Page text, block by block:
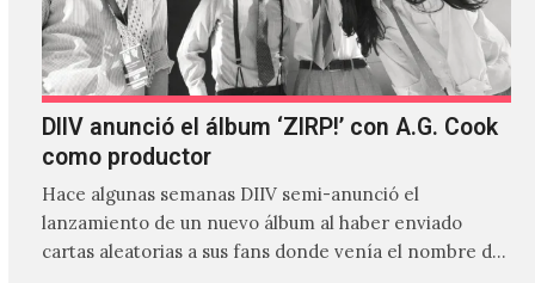
DIIV anunció el álbum ‘ZIRP!’ con A.G. Cook
como productor
Hace algunas semanas DIIV semi-anunció el
lanzamiento de un nuevo álbum al haber enviado
cartas aleatorias a sus fans donde venía el nombre de